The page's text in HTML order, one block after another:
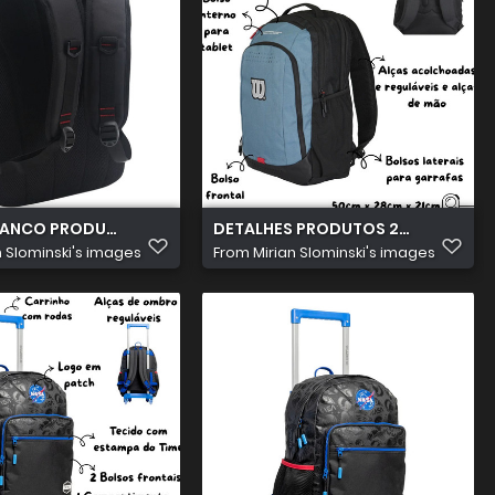
PRODUTOS 2026 07 15T154654.586
Slominski's images
DETALHES PRODUTOS 2026 07
From Mirian Slominski's images